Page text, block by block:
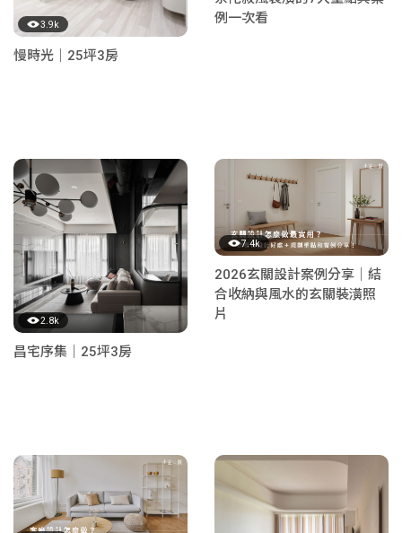
3.9k
慢時光｜25坪3房
例一次看
2.8k
昌宅序集｜25坪3房
7.4k
2026玄關設計案例分享｜結
合收納與風水的玄關裝潢照
片